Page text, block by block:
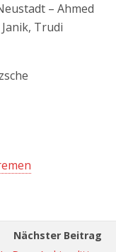
– Ahmed
Trudi
Nächster Beitrag